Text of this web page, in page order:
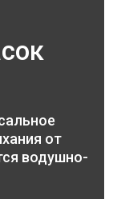
от
водушно-